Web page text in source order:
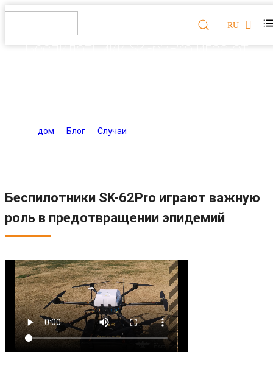
RU
дом Блог> Случаи
Беспилотники SK-62Pro играют важную
роль в предотвращении эпидемий